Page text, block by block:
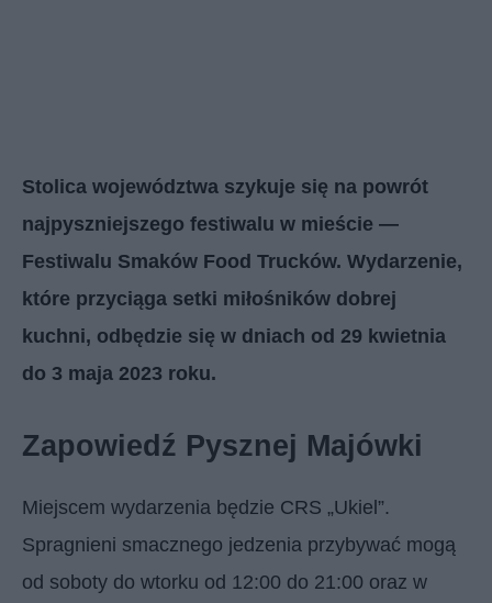
Stolica województwa szykuje się na powrót
najpyszniejszego festiwalu w mieście —
Festiwalu Smaków Food Trucków. Wydarzenie,
które przyciąga setki miłośników dobrej
kuchni, odbędzie się w dniach od 29 kwietnia
do 3 maja 2023 roku.
Zapowiedź Pysznej Majówki
Miejscem wydarzenia będzie CRS „Ukiel”.
Spragnieni smacznego jedzenia przybywać mogą
od soboty do wtorku od 12:00 do 21:00 oraz w